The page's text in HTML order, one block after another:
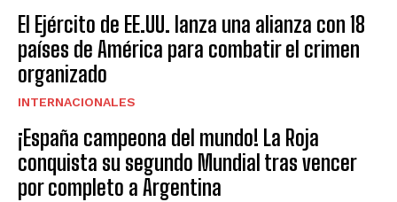
El Ejército de EE.UU. lanza una alianza con 18
países de América para combatir el crimen
organizado
INTERNACIONALES
¡España campeona del mundo! La Roja
conquista su segundo Mundial tras vencer
por completo a Argentina